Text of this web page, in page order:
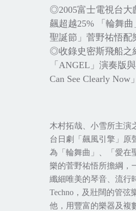
◎2005富士電視台大
飆超越25%
「輪舞
聖誕節」菅野祐悟配
◎收錄史密斯飛船之
「 ANGEL 」演奏版
Can See Clearly Now
木村拓哉、小雪所主演
台日劇「飆風引擎」原
為「輪舞曲」、「愛在
樂的菅野祐悟所擔綱，
纖細唯美的琴音、流行
Techno，及 壯闊的管弦
他，用豐富的樂器及複